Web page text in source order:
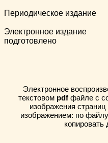
Периодическое издание
Электронное издание
подготовлено
Электронное
текстовом pdfфайле с
изображения страниц
изображением: по
копировать